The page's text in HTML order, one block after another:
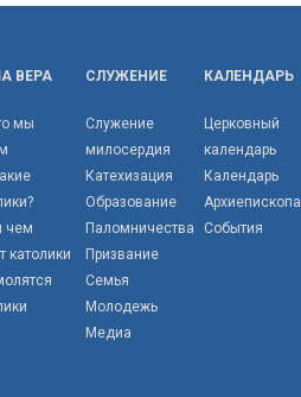
ВЕРА
мы
чем
католики
СЛУЖЕНИЕ
Служение
милосердия
Катехизация
Образование
Паломничества
Призвание
Семья
Молодежь
Медиа
КАЛЕНДАРЬ
Церковный
календарь
Календарь
Архиепископа
События